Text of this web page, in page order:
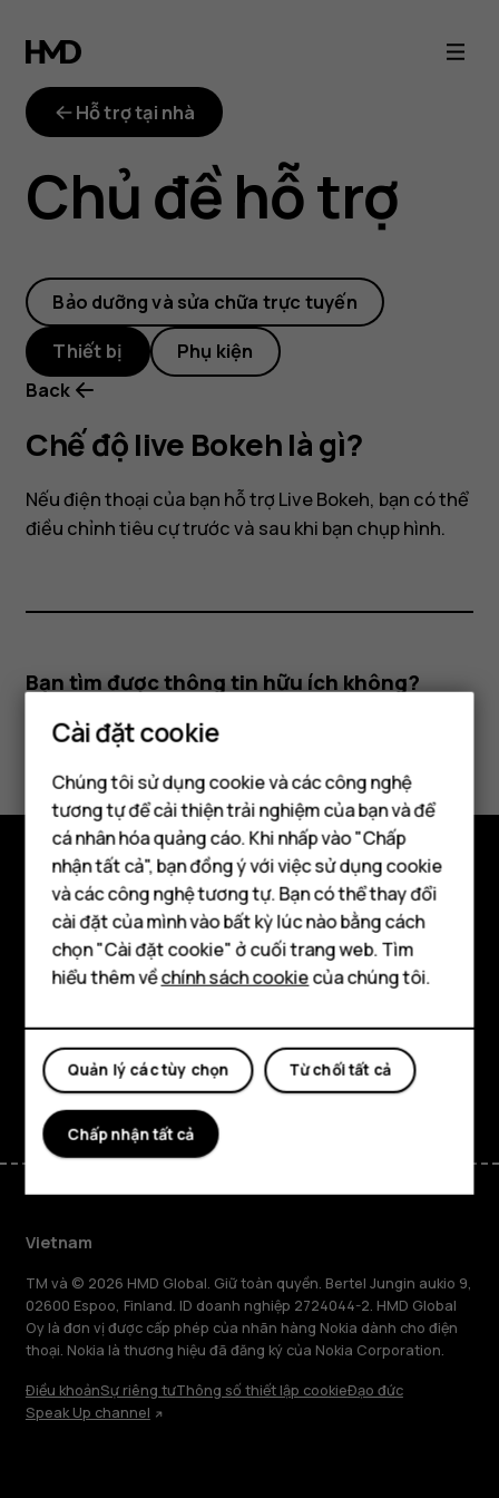
Chế
độ
live
Bokeh
là
gì?
Điện thoại thông minh
Điện thoại phổ thông
Máy tính bảng
Hỗ trợ tại nhà
Chủ đề hỗ trợ
Bảo dưỡng và sửa chữa trực tuyến
Thiết bị
Phụ kiện
Back
Chế độ live Bokeh là gì?
Nếu điện thoại của bạn hỗ trợ Live Bokeh, bạn có thể
điều chỉnh tiêu cự trước và sau khi bạn chụp hình.
Bạn tìm được thông tin hữu ích không?
Có Không
Khám phá
Giới thiệu
Planet and people
Hỗ trợ
FacebookInstagram
TiktokYoutubeLinkedinDiscord
Vietnam
TM và © 2026 HMD Global. Giữ toàn quyền. Bertel Jungin aukio 9,
02600 Espoo, Finland. ID doanh nghiệp 2724044-2. HMD Global
Oy là đơn vị được cấp phép của nhãn hàng Nokia dành cho điện
thoại. Nokia là thương hiệu đã đăng ký của Nokia Corporation.
Điều khoảnSự riêng tưThông số thiết lập cookieĐạo đức
Speak Up channel
Cài đặt cookie
Chúng tôi sử dụng cookie và các công nghệ
tương tự để cải thiện trải nghiệm của bạn và để
cá nhân hóa quảng cáo. Khi nhấp vào "Chấp
nhận tất cả", bạn đồng ý với việc sử dụng cookie
và các công nghệ tương tự. Bạn có thể thay đổi
cài đặt của mình vào bất kỳ lúc nào bằng cách
chọn "Cài đặt cookie" ở cuối trang web. Tìm
hiểu thêm vềchính sách cookiecủa chúng tôi.
Từ chối tất cả
Quản lý các tùy chọn
Chấp nhận tất cả